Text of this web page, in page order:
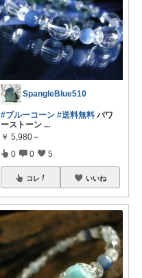
SpangleBlue510
#ブルーコーン #送料無料 パワ
ーストーン ...
￥ 5,980～
0 0 5
コレ いいね